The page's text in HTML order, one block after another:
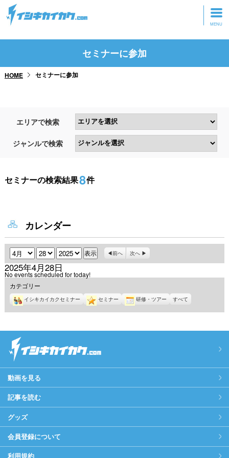
トップページ
研修・ツアーに参加
セミナーに参加
HOME セミナーに参加
エリアで検索
ジャンルで検索
セミナーの検索結果8件
カレンダー
月 日 年 前へ 次へ
2025年4月28日
No events scheduled for today!
カテゴリー
イシキカイカクセミナー セミナー 研修・ツアー すべて
動画を見る
記事を読む
グッズ
会員登録について